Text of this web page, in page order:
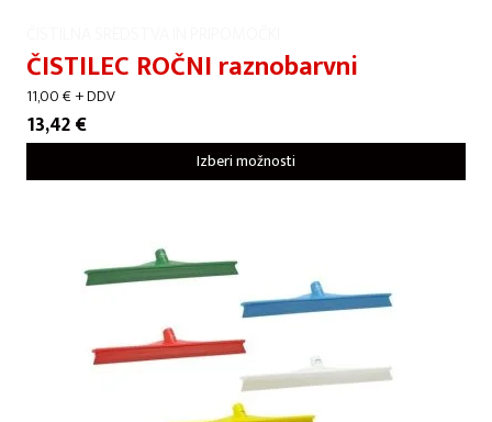
ČISTILEC ROČNI raznobarvni
11,00€+ DDV
13,42€
Izberi možnosti